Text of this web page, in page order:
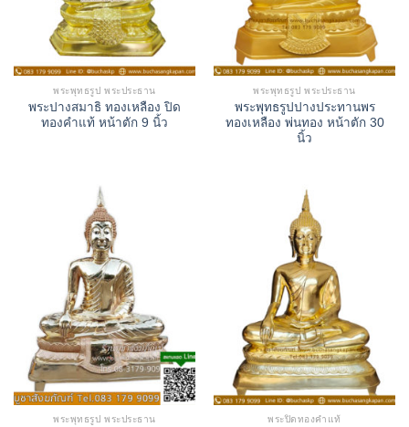
พระพุทธรูป พระประธาน
พระปางสมาธิ ทองเหลือง ปิด
ทองคำแท้ หน้าตัก 9 นิ้ว
พระพุทธรูป พระประธาน
พระพุทธรูปปางประทานพร
ทองเหลือง พ่นทอง หน้าตัก 30
นิ้ว
พระพุทธรูป พระประธาน พระปิดทองคำแท้